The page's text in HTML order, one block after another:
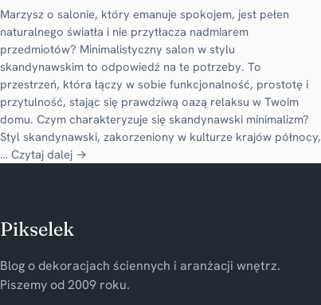
Marzysz o salonie, który emanuje spokojem, jest pełen
naturalnego światła i nie przytłacza nadmiarem
przedmiotów? Minimalistyczny salon w stylu
skandynawskim to odpowiedź na te potrzeby. To
przestrzeń, która łączy w sobie funkcjonalność, prostotę i
przytulność, stając się prawdziwą oazą relaksu w Twoim
domu. Czym charakteryzuje się skandynawski minimalizm?
Styl skandynawski, zakorzeniony w kulturze krajów północy,
… Czytaj dalej →
Pikselek
Blog o dekoracjach ściennych i aranżacji wnętrz.
Piszemy od 2009 roku.